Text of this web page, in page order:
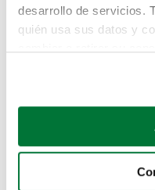
desarrollo de servicios.
quién usa sus datos y
Si lo permite, también
Recopilar
Identificar su
Pero puedes
buscando en alguno
Coches de segunda
Coches de km0